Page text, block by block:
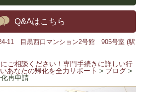
Q&Aはこちら
11 目黒西口マンション2号館 905号室 (駅
ご相談ください！専門手続きに詳しい行
あなたの帰化を全力サポート > ブログ >
化再申請